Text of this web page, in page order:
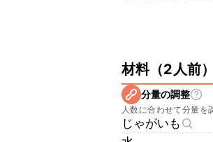
材料（2人前）
分量の調整
人数に合わせて分量を
じゃがいも